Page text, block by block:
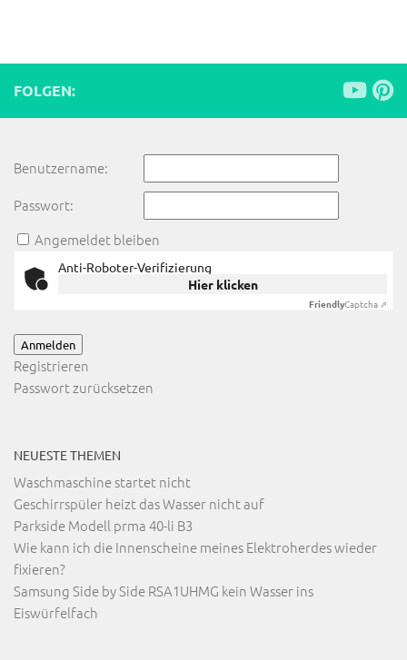
FOLGEN:
Benutzername:
Passwort:
Angemeldet bleiben
Anti-Roboter-Verifizierung
Hier klicken
FriendlyCaptcha ⇗
Anmelden
Registrieren
Passwort zurücksetzen
NEUESTE THEMEN
Waschmaschine startet nicht
Geschirrspüler heizt das Wasser nicht auf
Parkside Modell prma 40-li B3
Wie kann ich die Innenscheine meines Elektroherdes wieder
fixieren?
Samsung Side by Side RSA1UHMG kein Wasser ins
Eiswürfelfach